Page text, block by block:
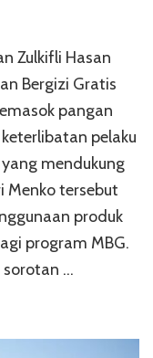
Zulkifli Hasan
Bergizi Gratis
pangan
pelaku
mendukung
Menko tersebut
produk
program MBG.
sorotan …